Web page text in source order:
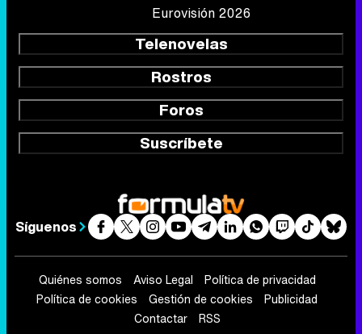
Eurovisión 2026
Telenovelas
Rostros
Foros
Suscríbete
Síguenos
Quiénes somos Aviso Legal
Política de privacidad
Política de cookies
Gestión de cookies
Publicidad
Contactar
RSS